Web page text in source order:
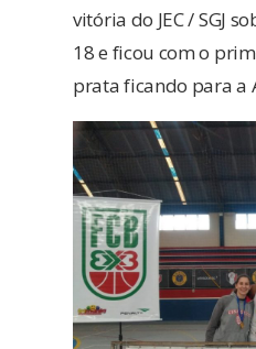
vitória do JEC / SGJ
18 e ficou com o
prata ficando para a